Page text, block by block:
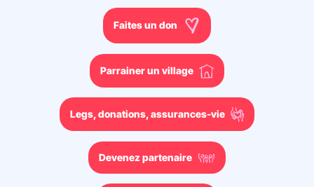
Faites un don
Parrainer un village
Legs, donations, assurances-vie
Devenez partenaire